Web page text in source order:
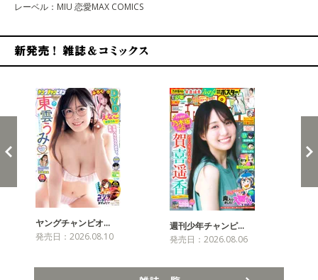
レーベル：MIU 恋愛MAX COMICS
ヤングチャンピオ…
発売日：2026.08.10
週刊少年チャンピ…
発売日：2026.08.06